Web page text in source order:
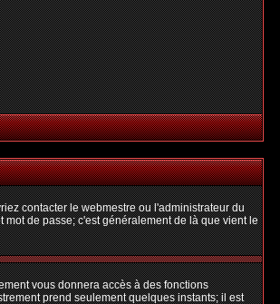
contacter le webmestre ou l'administrateur du
de passe; c'est généralement de là que vient le
vous donnera accès à des fonctions
prend seulement quelques instants; il est